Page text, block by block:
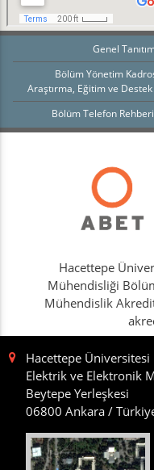
Genel
Bölüm Yönetim
Araştırma, Eğitim ve
Bölüm Telefon Rehberi
Hacettepe
Mühendisliği
Mühendislik
Hacettepe Üniversitesi
Elektrik ve Elektronik
Beytepe Yerleşkesi
06800 Ankara /